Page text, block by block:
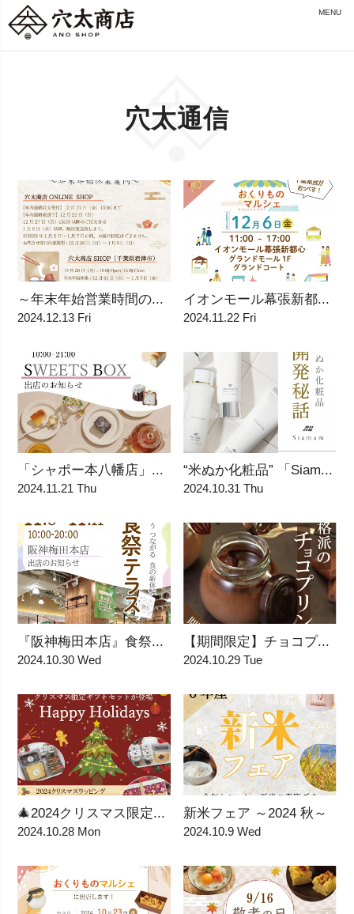
MENU
穴太通信
～年末年始営業時間の...
2024.12.13 Fri
イオンモール幕張新都...
2024.11.22 Fri
「シャポー本八幡店」...
2024.11.21 Thu
“米ぬか化粧品” 「Siam...
2024.10.31 Thu
『阪神梅田本店』食祭...
2024.10.30 Wed
【期間限定】チョコプ...
2024.10.29 Tue
🎄2024クリスマス限定...
2024.10.28 Mon
新米フェア ～2024 秋～
2024.10.9 Wed